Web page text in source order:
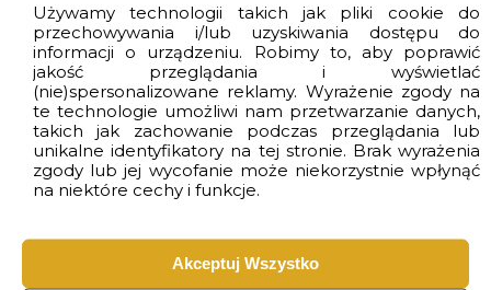
Używamy technologii takich jak pliki cookie do
przechowywania i/lub uzyskiwania dostępu do
informacji o urządzeniu. Robimy to, aby poprawić
jakość przeglądania i wyświetlać
(nie)spersonalizowane reklamy. Wyrażenie zgody na
te technologie umożliwi nam przetwarzanie danych,
takich jak zachowanie podczas przeglądania lub
unikalne identyfikatory na tej stronie. Brak wyrażenia
zgody lub jej wycofanie może niekorzystnie wpłynąć
na niektóre cechy i funkcje.
Akceptuj Wszystko
Wersja